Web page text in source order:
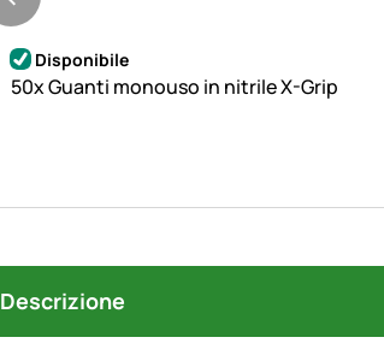
Disponibile
50x Guanti monouso in nitrile X-Grip
Descrizione